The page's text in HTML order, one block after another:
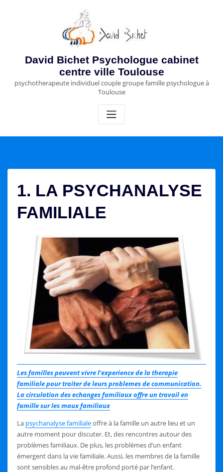
David Bichet Psychologue cabinet
centre ville Toulouse
psychotherapeute individuel couple groupe famille psychologue à
Toulouse
1. LA PSYCHANALYSE
FAMILIALE
Les familles peuvent vivre l’experience de la therapie
familiale pour traiter de leurs problemes de communication.
La circulation des echanges familiaux offre un travail en
famille sur les maux familiaux
La psychanalyse familialeoffre à la famille un autre lieu et un
autre moment pour discuter. Et, des rencontres autour des
problèmes familiaux. De plus, les problèmes d’un enfant
émergent dans la vie familiale. Aussi, les membres de la famille
sont sensibles au mal-être profond porté par l’enfant.